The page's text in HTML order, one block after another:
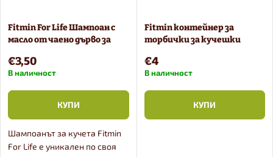
т
а
т
и
т
е
Fitmin For Life Шампоан с
масло от чаено дърво за
€3,50
В наличност
КУПИ
Шампоанът за кучета Fitmin
For Life е уникален по своя
Fitmin контейнер за
торбички за кучешки
€4
В наличност
КУПИ